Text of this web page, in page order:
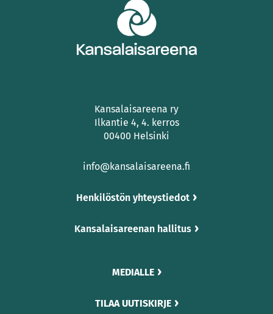
Kansalaisareena ry
Ilkantie 4, 4. kerros
00400 Helsinki
info@kansalaisareena.fi
Henkilöstön yhteystiedot
Kansalaisareenan hallitus
MEDIALLE
TILAA UUTISKIRJE